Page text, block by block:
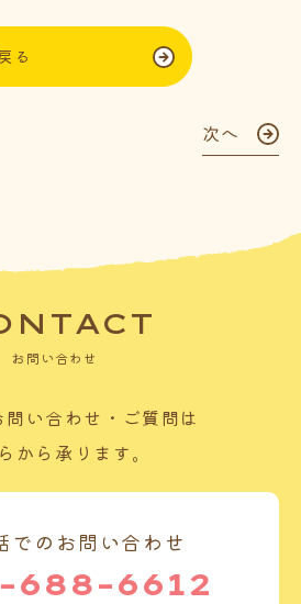
る
次へ
お問い合わせ
い合わせ・ご質問は
から承ります。
でのお問い合わせ
688-6612